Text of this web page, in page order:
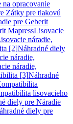
opracovanie
Zátky pre tlakovú
pre Geberit
MapressLisovacie
náradie,
[2]Náhradné diely
náradie,
náradie,
[3]Náhradné
lisovacieho
diely pre Náradie
diely pre